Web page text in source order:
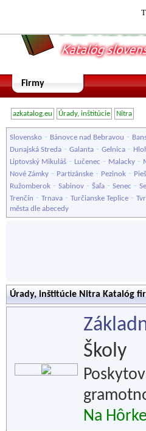
Firmy
azkatalog.eu Úrady, inštitúcie Nitra
Slovensko - Bánovce nad Bebravou -
Dunajská Streda - Galanta - Gelnica -
Liptovský Mikuláš - Lučenec - Malacky -
Nové Zámky - Partizánske - Pezinok -
Ružomberok - Sabinov - Šaľa - Senec -
Trenčín - Trnava - Turčianske Teplice -
města dle abecedy
Úrady, inštitúcie Nitra Katalóg
Školy
Na